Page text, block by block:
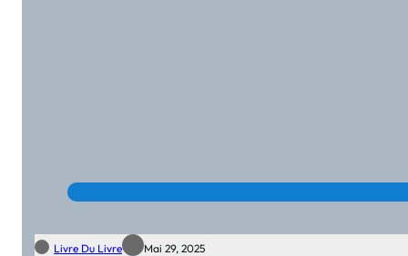
Livre Du Livre Mai 29, 2025